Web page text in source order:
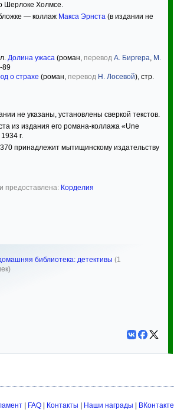
Шерлоке Холмсе.
— коллаж Макса Эрнста(в издании не
Долина ужаса (роман, перевод А. Биргера, М.
89
о страхе (роман, перевод Н. Лосевой), стр.
не указаны, установлены сверкой текстов.
из издания его романа-коллажа «Une
г.
принадлежит мытищинскому издательству
предоставлена: Корделия
библиотека: детективы (1
| FAQ| Контакты Наши награды
ВКонтакте